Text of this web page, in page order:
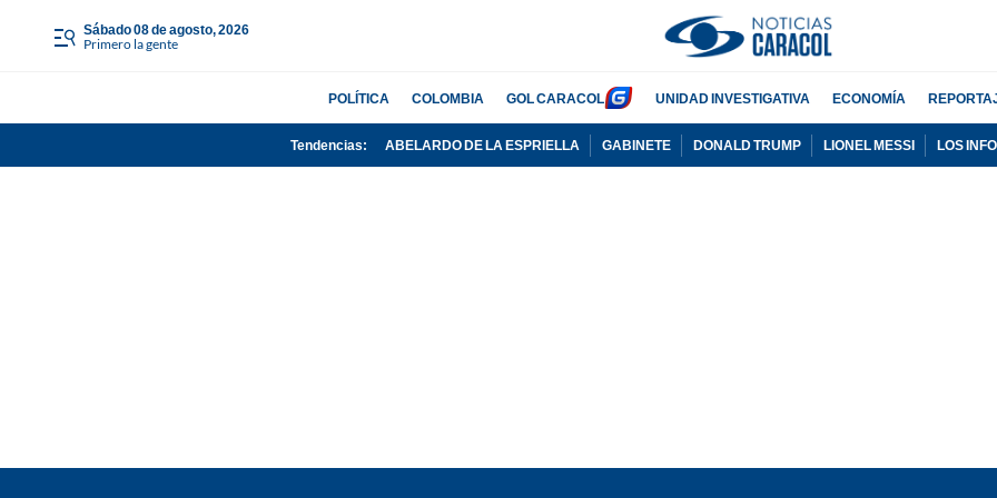
sábado 08 de agosto, 2026
Primero la gente
POLÍTICA COLOMBIA GOL CARACOL UNIDAD INVESTIGATIVA ECONOMÍA
Tendencias: ABELARDO DE LA ESPRIELLA GABINETE DONALD TRUMP LIONEL MESSI LOS